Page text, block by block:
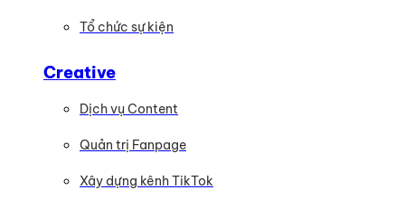
Tổ chức sự kiện
Creative
Dịch vụ Content
Quản trị Fanpage
Xây dựng kênh TikTok